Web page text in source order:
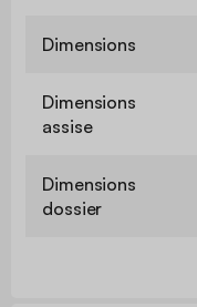
Dimensions
Dimensions
assise
Dimensions
dossier